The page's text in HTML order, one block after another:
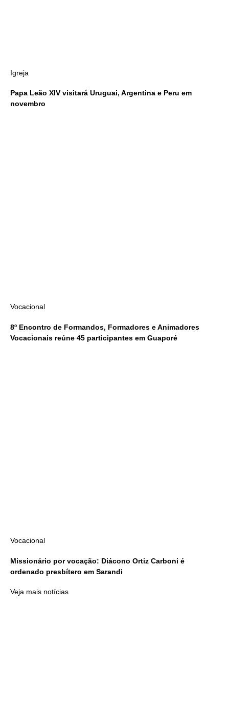
Igreja
Papa Leão XIV visitará Uruguai, Argentina e Peru em
novembro
Vocacional
8º Encontro de Formandos, Formadores e Animadores
Vocacionais reúne 45 participantes em Guaporé
Vocacional
Missionário por vocação: Diácono Ortiz Carboni é
ordenado presbítero em Sarandi
Veja mais notícias